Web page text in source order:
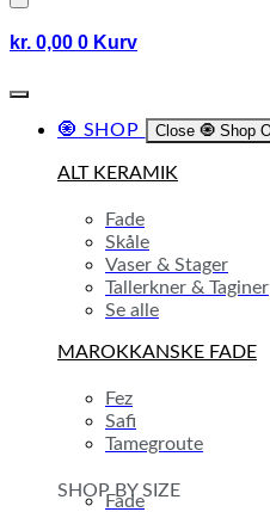
kr. 0,00 0 Kurv
🧿 SHOP Close 🧿 Shop
ALT KERAMIK
Fade
Skåle
Vaser & Stager
Tallerkner & Taginer
Se alle
MAROKKANSKE FADE
Fez
Safi
Tamegroute
SHOP BY SIZE
Fade